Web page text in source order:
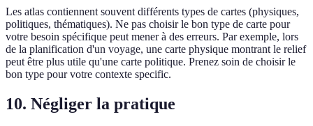
Les atlas contiennent souvent différents types de cartes (physiques,
politiques, thématiques). Ne pas choisir le bon type de carte pour
votre besoin spécifique peut mener à des erreurs. Par exemple, lors
de la planification d'un voyage, une carte physique montrant le relief
peut être plus utile qu'une carte politique. Prenez soin de choisir le
bon type pour votre contexte specific.
10. Négliger la pratique